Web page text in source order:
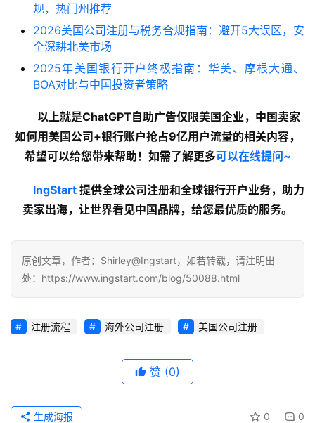
规，热门州推荐
2026美国公司注册与税务合规指南：避开5大误区，安
全深耕北美市场
2025年美国银行开户终极指南：华美、摩根大通、
BOA对比与中国投资者策略
以上就是ChatGPT自助广告仅限美国企业，中国卖家
如何用美国公司+银行账户抢占9亿用户流量的相关内容，
希望可以给您带来帮助！如需了解更多可以在线提问~
lngStart 提供全球公司注册和全球银行开户业务，助力
卖家出海，让世界看见中国品牌，给您最优质的服务。
原创文章，作者：Shirley@Ingstart，如若转载，请注明出
处：https://www.ingstart.com/blog/50088.html
注册流程 海外公司注册 美国公司注册
赞 (0)
0 0
生成海报